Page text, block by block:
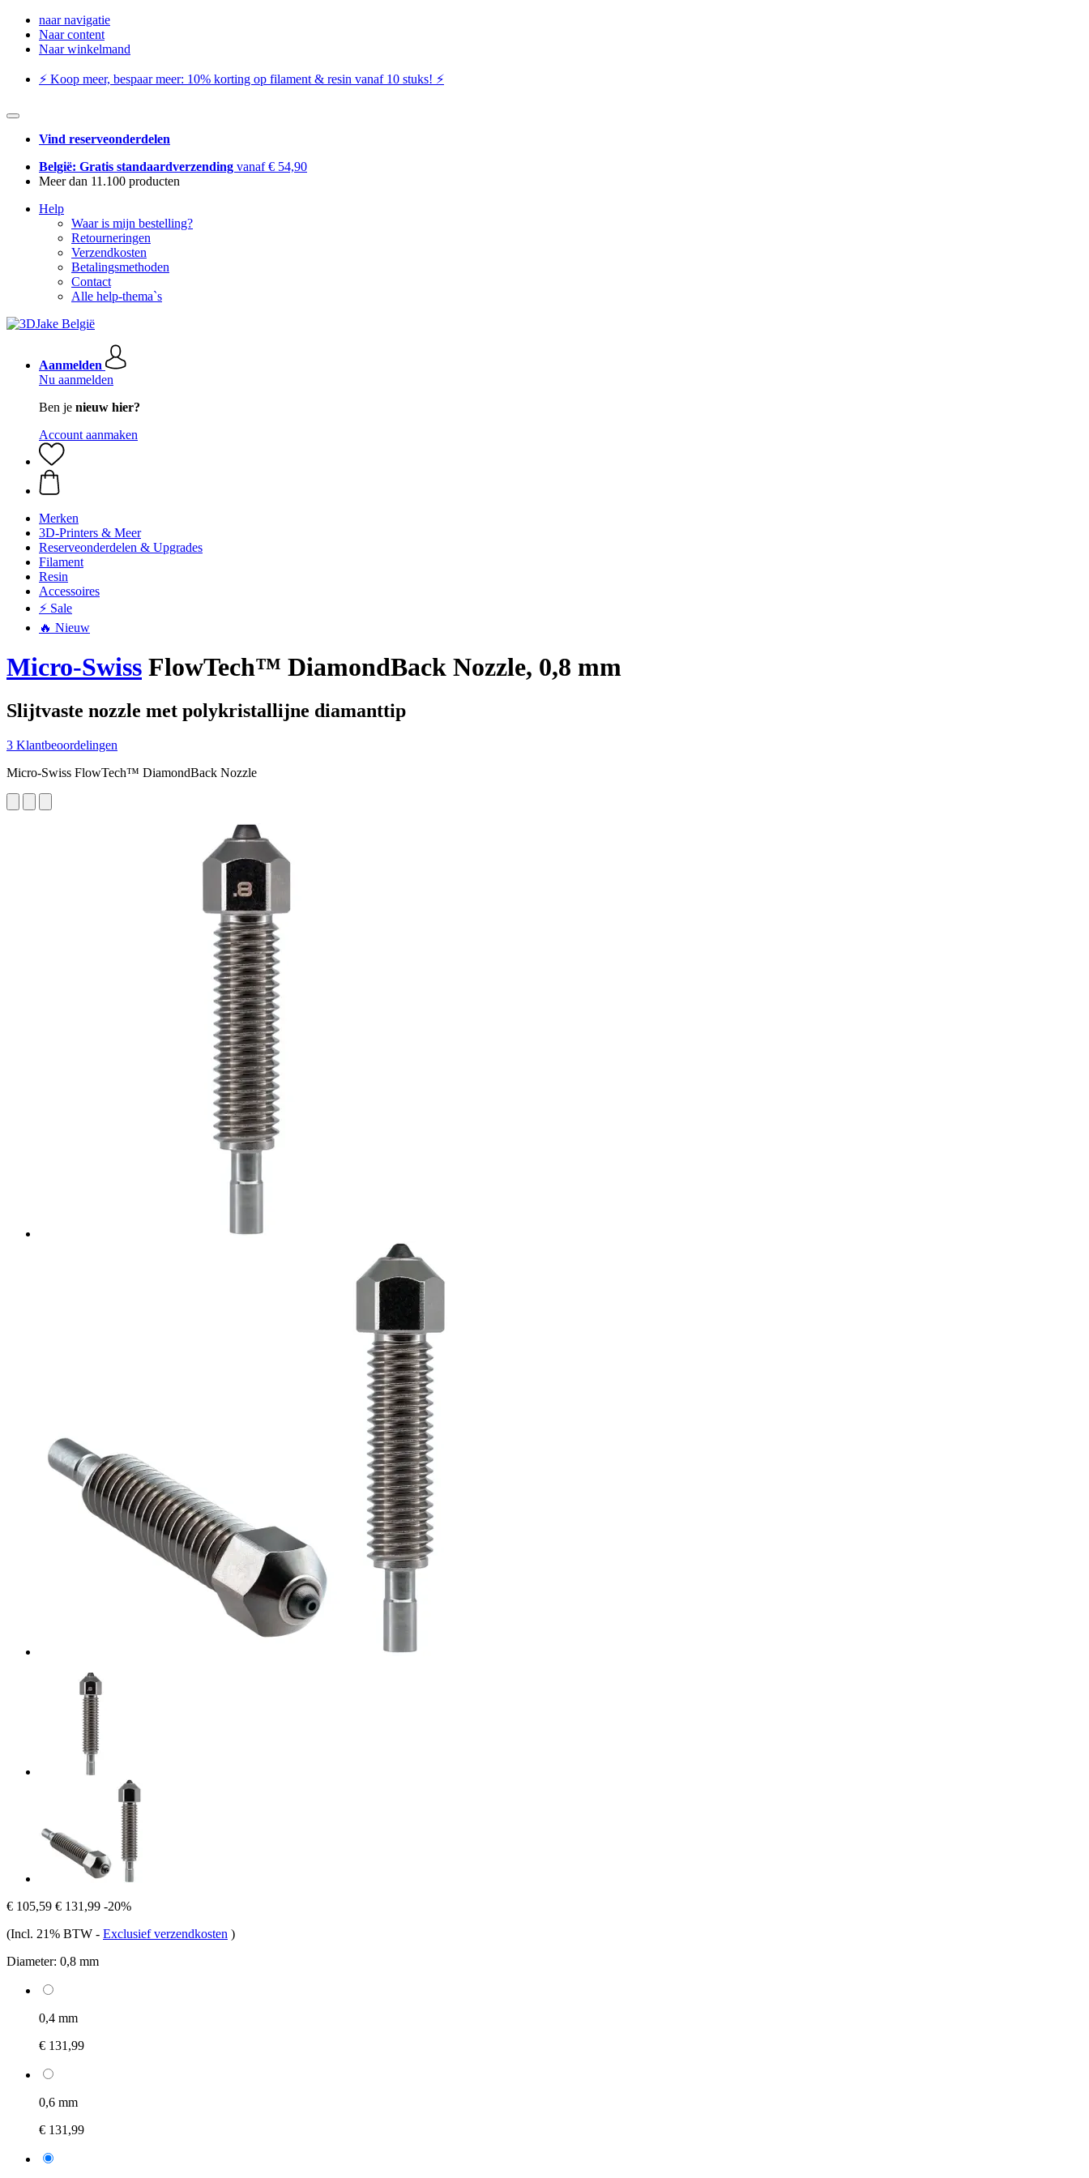
naar navigatie
Naar content
Naar winkelmand
⚡️ Koop meer, bespaar meer: ​​10% korting op filament & resin vanaf 10 stuks! ⚡️
Vind reserveonderdelen
België: Gratis standaardverzending vanaf € 54,90
Meer dan 11.100 producten
Help
Waar is mijn bestelling?
Retourneringen
Verzendkosten
Betalingsmethoden
Contact
Alle help-thema`s
Aanmelden
Nu aanmelden
Ben je nieuw hier?
Account aanmaken
Merken
3D-Printers & Meer
Reserveonderdelen & Upgrades
Filament
Resin
Accessoires
⚡ Sale
🔥 Nieuw
Micro-Swiss FlowTech™ DiamondBack Nozzle, 0,8 mm
Slijtvaste nozzle met polykristallijne diamanttip
3 Klantbeoordelingen
Micro-Swiss FlowTech™ DiamondBack Nozzle
€ 105,59 € 131,99 -20%
(Incl. 21% BTW - Exclusief verzendkosten )
Diameter: 0,8 mm
0,4 mm
€ 131,99
0,6 mm
€ 131,99